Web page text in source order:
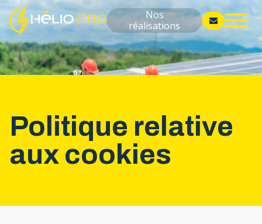
Nos
réalisations
Politique relative
aux cookies